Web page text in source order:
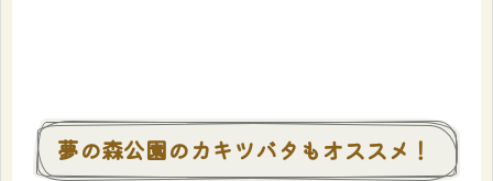
夢の森公園のカキツバタもオススメ！